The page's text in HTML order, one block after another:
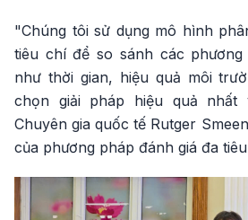
"Chúng tôi sử dụng mô hình
tiêu chí để so sánh các
như thời gian, hiệu quả môi
chọn giải pháp hiệu quả
Chuyên gia quốc tế Rutger
của phương pháp đánh giá đa